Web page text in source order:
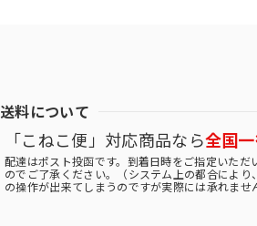
送料について
「こねこ便」対応商品なら全国
配達はポスト投函です。到着日時をご指定いただ
のでご了承ください。（システム上の都合により
の操作が出来てしまうのですが実際には承れませ